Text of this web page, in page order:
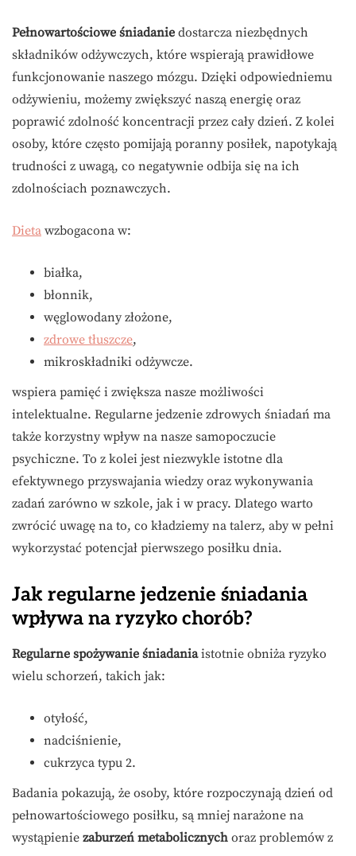
Pełnowartościowe śniadanie dostarcza niezbędnych
składników odżywczych, które wspierają prawidłowe
funkcjonowanie naszego mózgu. Dzięki odpowiedniemu
odżywieniu, możemy zwiększyć naszą energię oraz
poprawić zdolność koncentracji przez cały dzień. Z kolei
osoby, które często pomijają poranny posiłek, napotykają
trudności z uwagą, co negatywnie odbija się na ich
zdolnościach poznawczych.
Dieta wzbogacona w:
białka,
błonnik,
węglowodany złożone,
zdrowe tłuszcze,
mikroskładniki odżywcze.
wspiera pamięć i zwiększa nasze możliwości
intelektualne. Regularne jedzenie zdrowych śniadań ma
także korzystny wpływ na nasze samopoczucie
psychiczne. To z kolei jest niezwykle istotne dla
efektywnego przyswajania wiedzy oraz wykonywania
zadań zarówno w szkole, jak i w pracy. Dlatego warto
zwrócić uwagę na to, co kładziemy na talerz, aby w pełni
wykorzystać potencjał pierwszego posiłku dnia.
Jak regularne jedzenie śniadania
wpływa na ryzyko chorób?
Regularne spożywanie śniadaniaistotnie obniża ryzyko
wielu schorzeń, takich jak:
otyłość,
nadciśnienie,
cukrzyca typu 2.
Badania pokazują, że osoby, które rozpoczynają dzień od
pełnowartościowego posiłku, są mniej narażone na
wystąpienie zaburzeń metabolicznych oraz problemów z